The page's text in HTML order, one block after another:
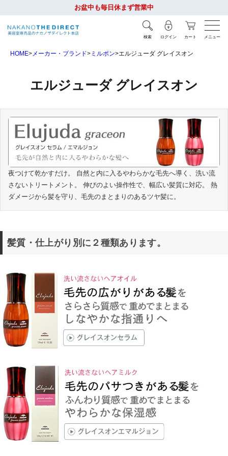
お盆中も毎日休まず営業中
検索 ログイン カート メニュー
HOME メーカー・ブランド ミルボン エルジューダ グレイスオン
エルジューダ グレイスオン
夜つけて乾かすだけ。 自然と内に入るやわらかな毛先へ導く、洗い流
さないトリートメント。 伸びのよい操作性で、幅広い髪質に対応。 熱
ダメージから髪を守り、毛先のまとまりのあるツヤ髪に。
髪質・仕上がり別に２種類あります。